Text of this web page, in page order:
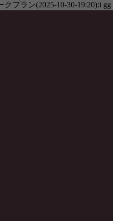
プラン(2025-10-30-19:20):i gg